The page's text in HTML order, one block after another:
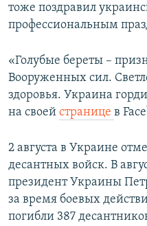
тоже поздравил
профессиональным
«Голубые береты –
Вооруженных сил.
здоровья. Украина
на своей странице в
2 августа в Украине
десантных войск. В
президент Украины
за время боевых
погибли 387